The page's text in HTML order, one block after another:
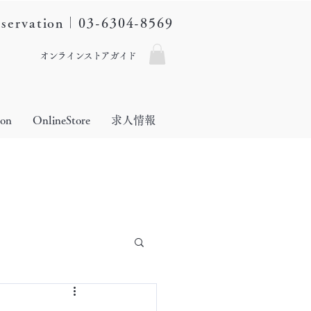
｜03-6304-8569
オンラインストアガイド
OnlineStore 求人情報